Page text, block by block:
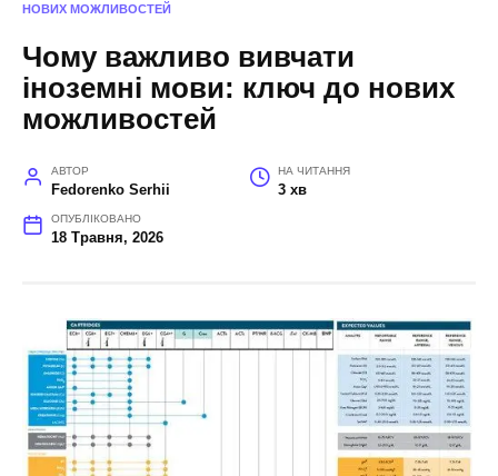
НОВИХ МОЖЛИВОСТЕЙ
Чому важливо вивчати
іноземні мови: ключ до нових
можливостей
АВТОР
Fedorenko Serhii
НА ЧИТАННЯ
3 хв
ОПУБЛІКОВАНО
18 Травня, 2026